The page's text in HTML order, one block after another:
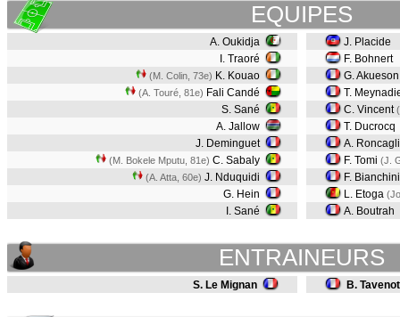
EQUIPES
A. Oukidja
I. Traoré
(M. Colin, 73e) K. Kouao
(A. Touré, 81e) Fali Candé
S. Sané
A. Jallow
J. Deminguet
(M. Bokele Mputu, 81e) C. Sabaly
(A. Atta, 60e) J. Nduquidi
G. Hein
I. Sané
J. Placide
F. Bohnert
G. Akueson
T.
C. Vincent
T. Ducrocq
A.
F. Tomi (J.
F.
L. Etoga
A. Boutrah
ENTRAINEURS
S. Le Mignan B. Tavenot